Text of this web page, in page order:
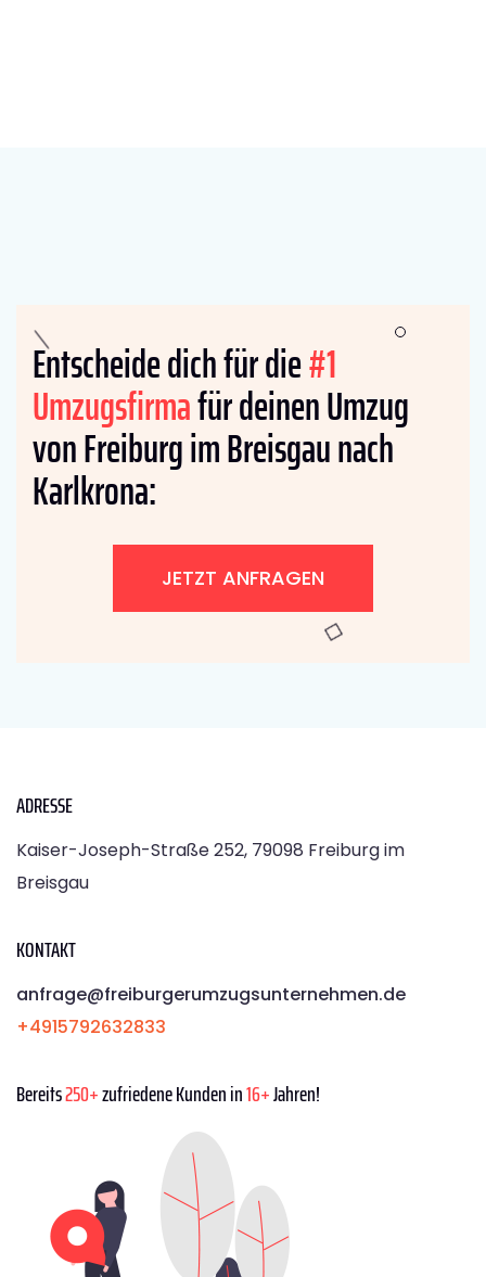
Entscheide dich für die#1
Umzugsfirmafür deinen Umzug
von Freiburg im Breisgau nach
Karlkrona:
JETZT ANFRAGEN
ADRESSE
Kaiser-Joseph-Straße 252, 79098 Freiburg im
Breisgau
KONTAKT
anfrage@freiburgerumzugsunternehmen.de
+4915792632833
Bereits250+zufriedene Kunden in16+Jahren!